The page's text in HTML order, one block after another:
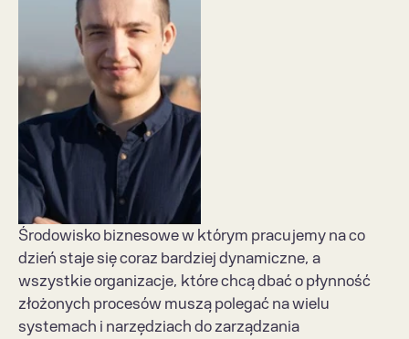
Środowisko biznesowe w którym pracujemy na co
dzień staje się coraz bardziej dynamiczne, a
wszystkie organizacje, które chcą dbać o płynność
złożonych procesów muszą polegać na wielu
systemach i narzędziach do zarządzania